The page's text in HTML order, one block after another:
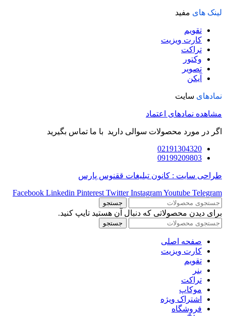
لینک های مفید
تقویم
کارت ویزیت
تراکت
وکتور
تصویر
آیکن
نمادهای سایت
مشاهده نمادهای اعتماد
اگر در مورد محصولات سوالی دارید با ما تماس بگیرید
02191304320
09199209803
طراحی سایت : کانون تبلیغات ققنوس پارس
Facebook Linkedin Pinterest Twitter InstagramYoutube Telegram
جستجو
برای دیدن محصولاتی که دنبال آن هستید تایپ کنید.
جستجو
صفحه اصلی
کارت ویزیت
تقویم
بنر
تراکت
موکاپ
اشتراک ویژه
فروشگاه